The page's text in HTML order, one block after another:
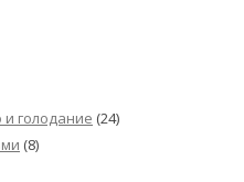
голодание (24)
(8)